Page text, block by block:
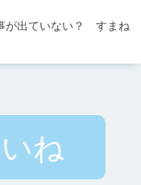
出ていない？　すまね
ね